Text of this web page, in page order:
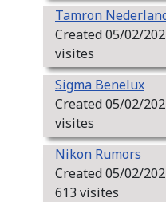
Sigma Benelux
Created 05/02/
visites
Tamron
Created 05/02/
visites
Nikon Rumors
Created 05/02/
613 visites